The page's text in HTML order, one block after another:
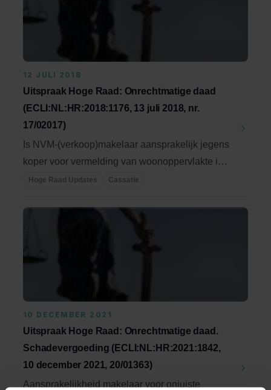
12 JULI 2018
Uitspraak Hoge Raad: Onrechtmatige daad
(ECLI:NL:HR:2018:1176, 13 juli 2018, nr.
17/02017)
Is NVM-(verkoop)makelaar aansprakelijk jegens
koper voor vermelding van woonoppervlakte in
...Hoge Raad Updates Cassatie
10 DECEMBER 2021
Uitspraak Hoge Raad: Onrechtmatige daad.
Schadevergoeding (ECLI:NL:HR:2021:1842,
10 december 2021, 20/01363)
Aansprakelijkheid makelaar voor onjuiste